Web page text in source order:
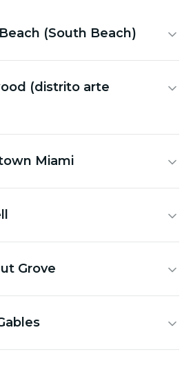
(South Beach)
(distrito arte
Miami
Grove